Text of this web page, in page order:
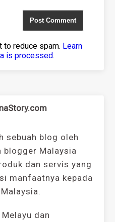
reduce spam. Learn
is processed.
sebuah blog oleh
blogger Malaysia
dan servis yang
manfaatnya kepada
dan